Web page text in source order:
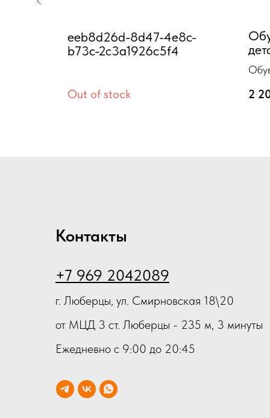
eeb8d26d-8d47-4e8c-
b73c-2c3a1926c5f4
Out of stock
р-р
2
Контакты
+7 969 2042089
г. Люберцы, ул. Смирновская 18\20
от МЦД 3 ст. Люберцы - 235 м, 3 минуты
Ежедневно с 9:00 до 20:45